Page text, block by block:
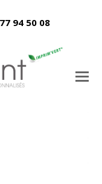
94 50 08